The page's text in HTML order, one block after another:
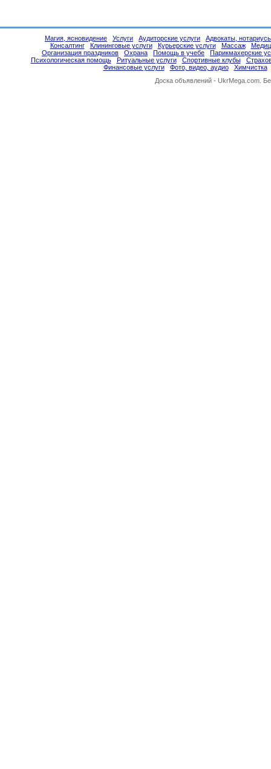
Магия, ясновидение Услуги Аудиторские услуги
Адвокаты,
Консалтинг
Клининговые услуги Курьерские услуги Массаж
Организация праздников
Охрана Помощь в учебе
Парикмахерские
Психологическая помощь
Ритуальные услуги Спортивные клубы
Финансовые услуги
Фото, видео, аудио
Химчистка
Доска объявлений - UkrMega.com.